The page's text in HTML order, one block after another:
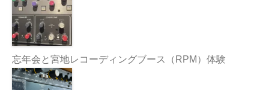
忘年会と宮地レコーディングブース（RPM）体験